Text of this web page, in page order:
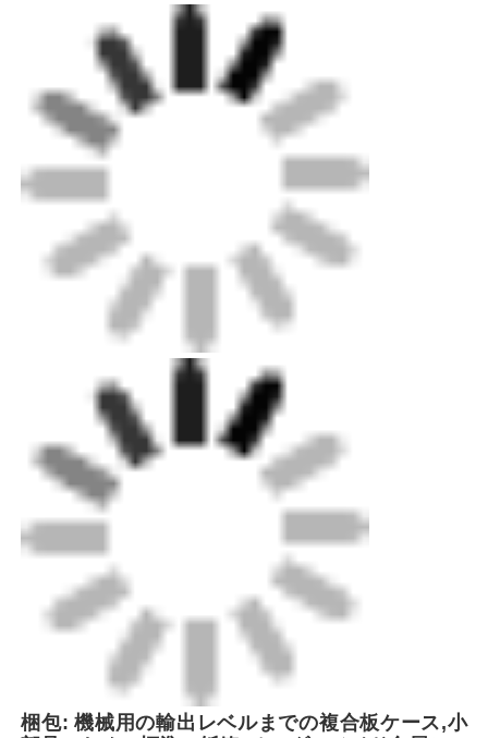
梱包: 機械用の輸出レベルまでの複合板ケース,小
部品のための標準の紙箱. オーダーメイド金属シー
トボックスオプション.
送料:標準海上,陸上,航空送料が可能です.私たちの
専門家は迅速な配送選択に役立ちます.
FEIは高性能の溶接機器の製造における 革新的な
リーダーです 中国上海の近くに 戦略的に本社を置
いています私たちは効率的な物流と世界中の顧客
にシームレスな配達を保証しますプラスチック製
のパイプラインの 溶接ソリューションを専門とす
る技術主導の企業として同社は,自動バットフュー
ジョンを含む幅広い機器を開発し,製造するために